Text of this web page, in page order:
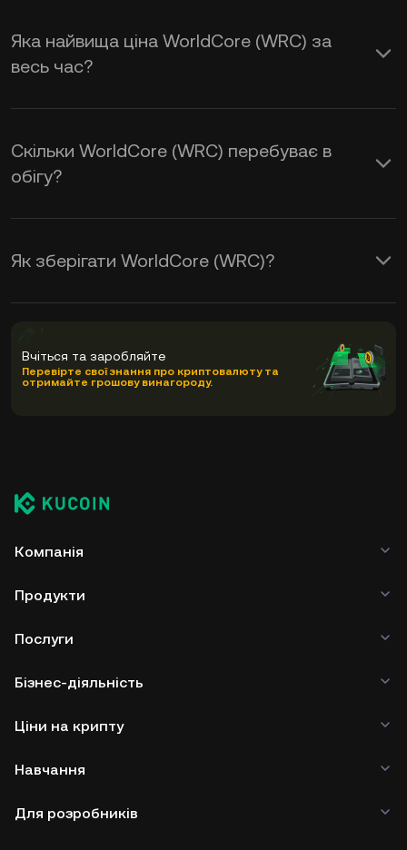
Яка найвища ціна WorldCore (WRC) за
весь час?
Скільки WorldCore (WRC) перебуває в
обігу?
Як зберігати WorldCore (WRC)?
Вчіться та заробляйте
Перевірте свої знання про криптовалюту та
отримайте грошову винагороду.
Компанія
Продукти
Послуги
Бізнес-діяльність
Ціни на крипту
Навчання
Для розробників